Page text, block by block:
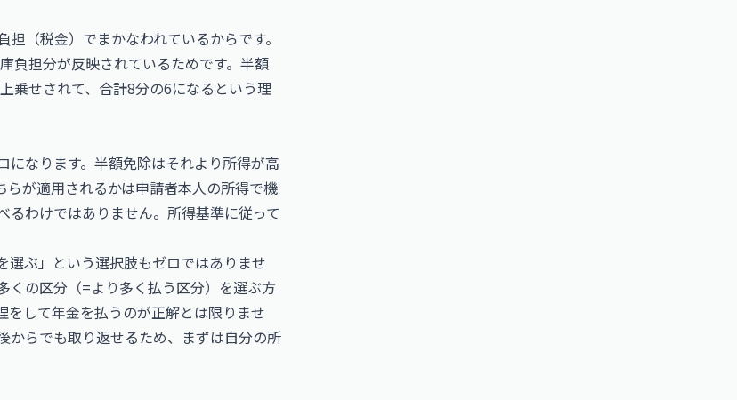
（税金）でまかなわれているからです。
負担分が反映されているためです。半額
乗せされて、合計8分の6になるという理
なります。半額免除はそれより所得が高
が適用されるかは申請者本人の所得で機
わけではありません。所得基準に従って
選ぶ」という選択肢もゼロではありませ
くの区分（=より多く払う区分）を選ぶ方
して年金を払うのが正解とは限りませ
からでも取り返せるため、まずは自分の所